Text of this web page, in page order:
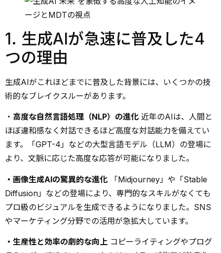
1. 生成AIが急速に普及した4
つの理由
生成AIがこれほどまでに普及した背景には、いくつかの技
術的なブレイクスルーがあります。
・ 高度な自然言語処理（NLP）の進化 近年のAIは、人間と
ほぼ違和感なく対話できるほど高度な対話能力を備えてい
ます。「GPT-4」などの大型言語モデル（LLM）の登場に
より、文脈に応じた高度な応答が可能になりました。
・画像生成AIの驚異的な進化 「Midjourney」や「Stable
Diffusion」などの登場により、専門的なスキルがなくても
プロ級のビジュアルを生成できるようになりました。SNS
やマーケティング分野での活用が急拡大しています。
・生産性と効率の劇的な向上 コピーライティングやプログ